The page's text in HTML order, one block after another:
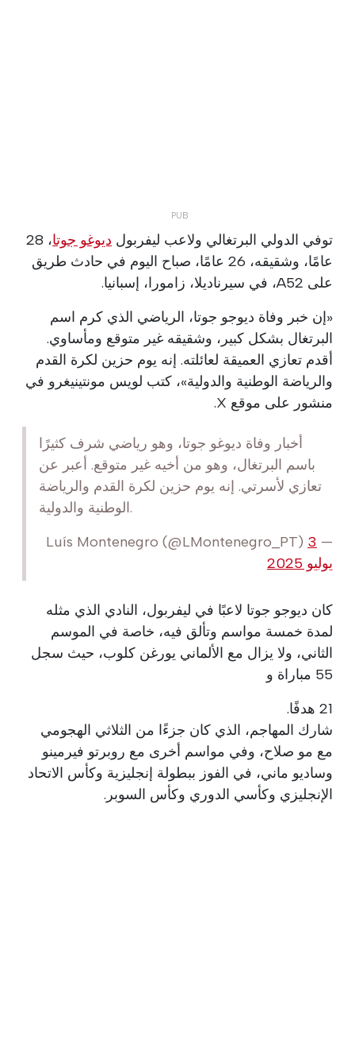
توفي الدولي البرتغالي ولاعب ليفربول ديوغو جوتا ، 28
عامًا، وشقيقه، 26 عامًا، صباح اليوم في حادث طريق
على A52، في سيرناديلا، زامورا، إسبانيا.
«إن خبر وفاة ديوجو جوتا، الرياضي الذي كرم اسم
البرتغال بشكل كبير، وشقيقه غير متوقع ومأساوي.
أقدم تعازي العميقة لعائلته. إنه يوم حزين لكرة القدم
والرياضة الوطنية والدولية»، كتب لويس مونتينيغرو في
منشور على موقع X.
أخبار وفاة ديوغو جوتا، وهو رياضي شرف كثيرًا
باسم البرتغال، وهو من أخيه غير متوقع. أعبر عن
تعازي لأسرتي. إنه يوم حزين لكرة القدم والرياضة
الوطنية والدولية.
— Luís Montenegro (@LMontenegro_PT)
3
يوليو 2025
كان ديوجو جوتا لاعبًا في ليفربول، النادي الذي مثله
لمدة خمسة مواسم وتألق فيه، خاصة في الموسم
الثاني، ولا يزال مع الألماني يورغن كلوب، حيث سجل
55 مباراة و
21 هدفًا.
شارك المهاجم، الذي كان جزءًا من الثلاثي الهجومي
مع مو صلاح، وفي مواسم أخرى مع روبرتو فيرمينو
وساديو ماني، في الفوز ببطولة إنجليزية وكأس الاتحاد
الإنجليزي وكأسي الدوري وكأس السوبر.